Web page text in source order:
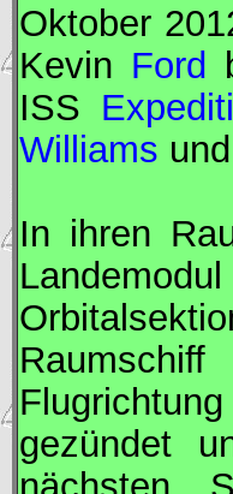
Oktober
Kevin Ford
ISS
Williams
In ihren
gezündet
nächsten